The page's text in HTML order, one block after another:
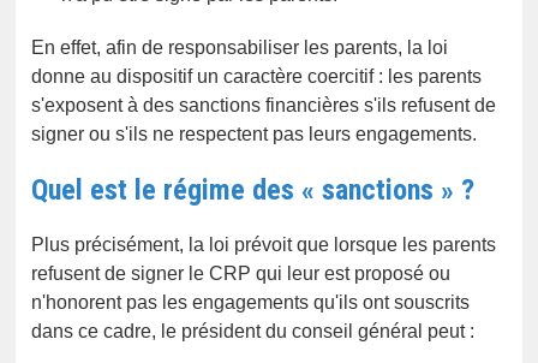
En effet, afin de responsabiliser les parents, la loi
donne au dispositif un caractère coercitif : les parents
s'exposent à des sanctions financières s'ils refusent de
signer ou s'ils ne respectent pas leurs engagements.
Quel est le régime des « sanctions » ?
Plus précisément, la loi prévoit que lorsque les parents
refusent de signer le CRP qui leur est proposé ou
n'honorent pas les engagements qu'ils ont souscrits
dans ce cadre, le président du conseil général peut :